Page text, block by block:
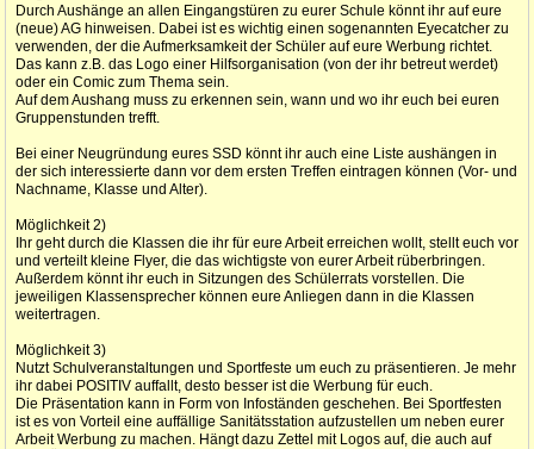
Durch Aushänge an allen Eingangstüren zu eurer Schule könnt ihr auf eure
(neue) AG hinweisen. Dabei ist es wichtig einen sogenannten Eyecatcher zu
verwenden, der die Aufmerksamkeit der Schüler auf eure Werbung richtet.
Das kann z.B. das Logo einer Hilfsorganisation (von der ihr betreut werdet)
oder ein Comic zum Thema sein.
Auf dem Aushang muss zu erkennen sein, wann und wo ihr euch bei euren
Gruppenstunden trefft.
Bei einer Neugründung eures SSD könnt ihr auch eine Liste aushängen in
der sich interessierte dann vor dem ersten Treffen eintragen können (Vor- und
Nachname, Klasse und Alter).
Möglichkeit 2)
Ihr geht durch die Klassen die ihr für eure Arbeit erreichen wollt, stellt euch vor
und verteilt kleine Flyer, die das wichtigste von eurer Arbeit rüberbringen.
Außerdem könnt ihr euch in Sitzungen des Schülerrats vorstellen. Die
jeweiligen Klassensprecher können eure Anliegen dann in die Klassen
weitertragen.
Möglichkeit 3)
Nutzt Schulveranstaltungen und Sportfeste um euch zu präsentieren. Je mehr
ihr dabei POSITIV auffallt, desto besser ist die Werbung für euch.
Die Präsentation kann in Form von Infoständen geschehen. Bei Sportfesten
ist es von Vorteil eine auffällige Sanitätsstation aufzustellen um neben eurer
Arbeit Werbung zu machen. Hängt dazu Zettel mit Logos auf, die auch auf